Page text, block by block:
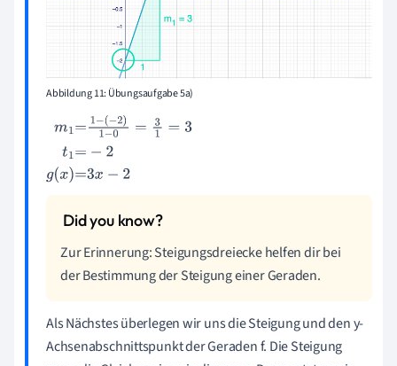
Abbildung 11: Übungsaufgabe 5a)
1=1-( 2) 1-
0=31=3t1= -2g(x
Zur Erinnerung: Steigungsdreiecke helfen dir bei
der Bestimmung der Steigung einer Geraden.
Als Nächstes überlegen wir uns die Steigung und den y-
Achsenabschnittspunkt der Geraden f. Die Steigung